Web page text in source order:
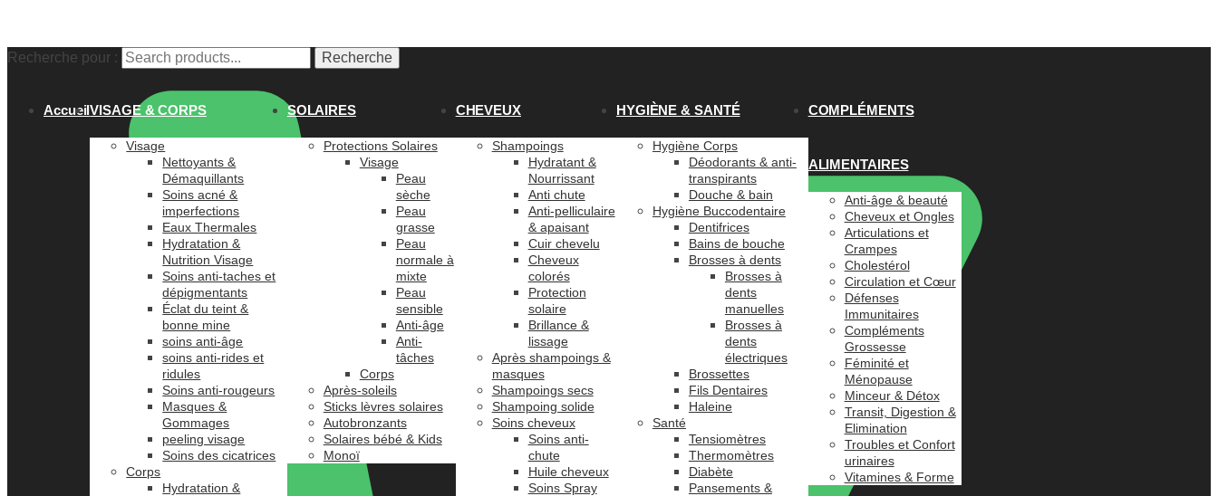
Recherche pour : Recherche
AccueilVISAGE & CORPS
Visage
Nettoyants &
Démaquillants
Soins acné &
imperfections
Eaux Thermales
Hydratation &
Nutrition Visage
Soins anti-taches et
dépigmentants
Éclat du teint &
bonne mine
soins anti-âge
soins anti-rides et
ridules
Soins anti-rougeurs
Masques &
Gommages
peeling visage
Soins des cicatrices
Corps
Hydratation &
SOLAIRES
Protections Solaires
Visage
Peau
sèche
Peau
grasse
Peau
normale à
mixte
Peau
sensible
Anti-âge
Anti-
tâches
Corps
Après-soleils
Sticks lèvres solaires
Autobronzants
Solaires bébé & Kids
Monoï
CHEVEUX
Shampoings
Hydratant &
Nourrissant
Anti chute
Anti-pelliculaire
& apaisant
Cuir chevelu
Cheveux
colorés
Protection
solaire
Brillance &
lissage
Après shampoings &
masques
Shampoings secs
Shampoing solide
Soins cheveux
Soins anti-
chute
Huile cheveux
Soins Spray
HYGIÈNE & SANTÉ
Hygiène Corps
Déodorants & anti-
transpirants
Douche & bain
Hygiène Buccodentaire
Dentifrices
Bains de bouche
Brosses à dents
Brosses à
dents
manuelles
Brosses à
dents
électriques
Brossettes
Fils Dentaires
Haleine
Santé
Tensiomètres
Thermomètres
Diabète
Pansements &
COMPLÉMENTS
ALIMENTAIRES
Anti-âge & beauté
Cheveux et Ongles
Articulations et
Crampes
Cholestérol
Circulation et Cœur
Défenses
Immunitaires
Compléments
Grossesse
Féminité et
Ménopause
Minceur & Détox
Transit, Digestion &
Elimination
Troubles et Confort
urinaires
Vitamines & Forme